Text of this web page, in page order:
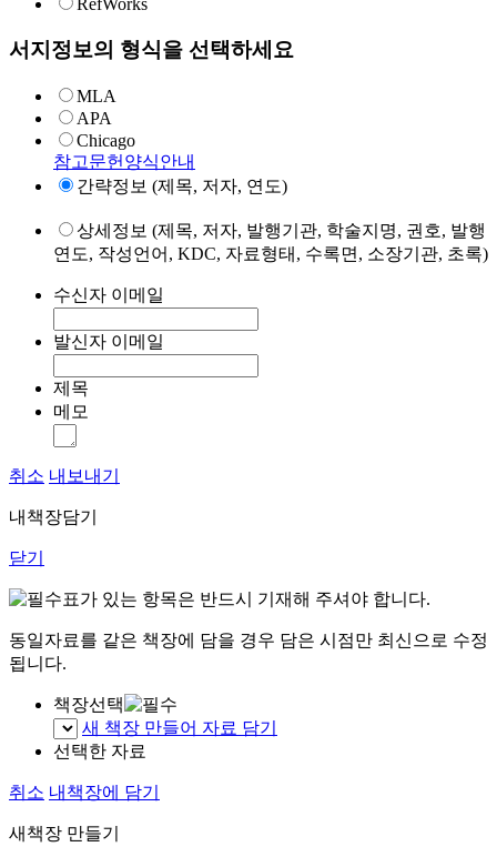
서지정보의 형식을 선택하세요
MLA
APA
Chicago
참고문헌양식안내
간략정보 (제목, 저자, 연도)
상세정보 (제목, 저자, 발행기관, 학술지명, 권호, 발행
연도, 작성언어, KDC, 자료형태, 수록면, 소장기관, 초록)
수신자 이메일
발신자 이메일
제목
메모
취소 내보내기
내책장담기
닫기
표가 있는 항목은 반드시 기재해 주셔야 합니다.
동일자료를 같은 책장에 담을 경우 담은 시점만 최신으로 수정
됩니다.
책장선택
새 책장 만들어 자료 담기
선택한 자료
취소 내책장에 담기
새책장 만들기